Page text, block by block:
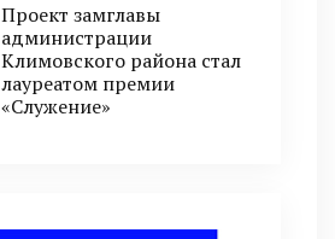
Проект замглавы
администрации
Климовского района стал
лауреатом премии
«Служение»